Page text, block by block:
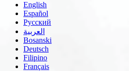
English
Español
Русский
العربية
Bosanski
Deutsch
Filipino
Français